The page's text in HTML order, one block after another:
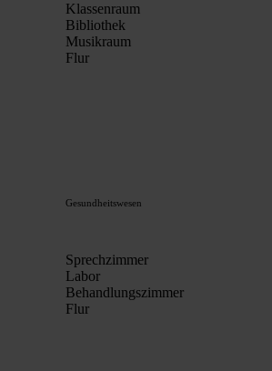
Klassenraum
Bibliothek
Musikraum
Flur
Gesundheitswesen
Sprechzimmer
Labor
Behandlungszimmer
Flur